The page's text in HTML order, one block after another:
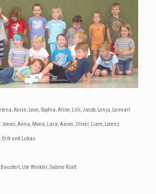
Kevin, Leon, Sophia, Aline, Lilli, Jacob, Lenja, Lennart
Jonas, Anna, Mona, Lara, Aaron, Oliver, Liam, Lorenz
Erik und Lukas
Ute Winkler, Sabine Klatt